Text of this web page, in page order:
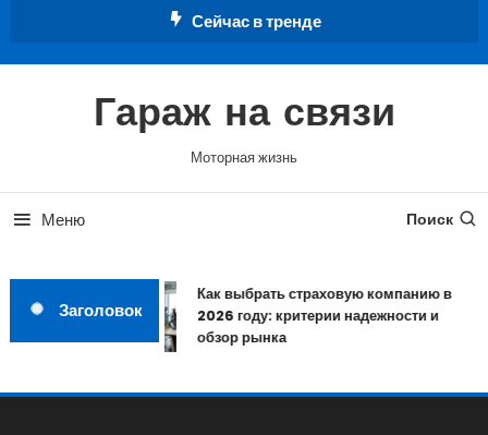
Сейчас в тренде
Гараж на связи
Моторная жизнь
Меню Поиск
Заголовок
Как выбрать страховую компанию в
2026 году: критерии надежности и
обзор рынка